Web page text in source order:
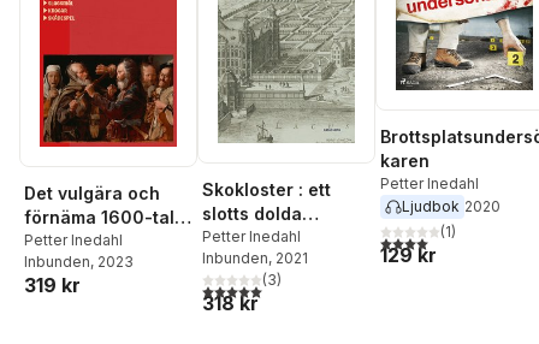
Det vulgära och
förnäma 1600-talet
: Slagsmål. Krogar.
Skådespel.
Petter Inedahl
Inbunden, 2023
319 kr
Skokloster : ett
slotts dolda
historia
Petter Inedahl
Inbunden, 2021
5,0utav 5 stjärnor. Totalt antal röster:
(3)
318 kr
karen
Petter Inedahl
Ljudbok 2020
4,0utav 5 stjärnor.
(1)
129 kr